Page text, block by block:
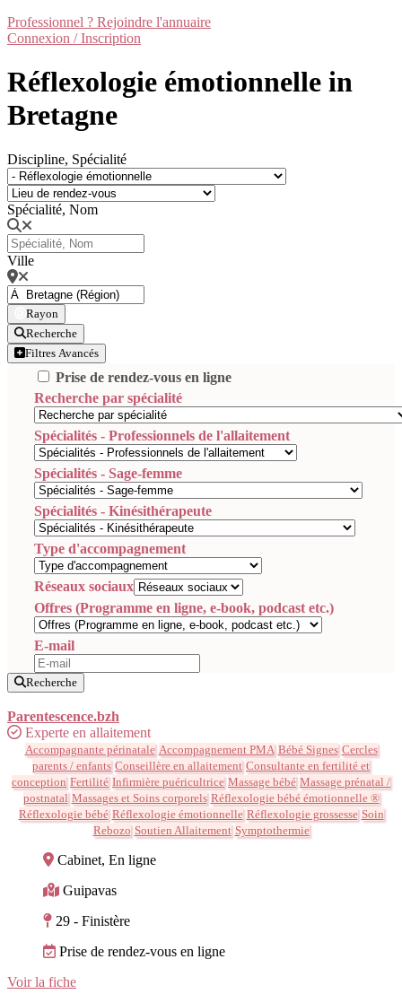
Professionnel ? Rejoindre l'annuaire
Connexion / Inscription
Réflexologie émotionnelle in
Bretagne
Discipline, Spécialité
Spécialité, Nom
Ville
Rayon
Recherche
Filtres Avancés
Prise de rendez-vous en ligne
Recherche par spécialité
Spécialités - Professionnels de l'allaitement
Spécialités - Sage-femme
Spécialités - Kinésithérapeute
Type d'accompagnement
Réseaux sociaux
Offres (Programme en ligne, e-book, podcast etc.)
E-mail
Recherche
Parentescence.bzh
Experte en allaitement
Accompagnante périnatale Accompagnement PMA Bébé Signes Cercles
parents / enfants Conseillère en allaitement Consultante en fertilité et
conception Fertilité Infirmière puéricultrice Massage bébé Massage prénatal /
postnatal Massages et Soins corporels Réflexologie bébé émotionnelle ®
Réflexologie bébé Réflexologie émotionnelle Réflexologie grossesse Soin
Rebozo Soutien Allaitement Symptothermie
Cabinet, En ligne
Guipavas
29 - Finistère
Prise de rendez-vous en ligne
Voir la fiche